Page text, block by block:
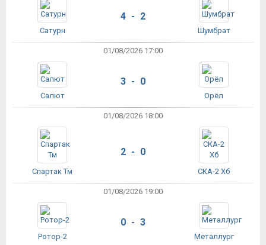
Сатурн
4 - 2
Шумбрат
01/08/2026 17:00
Салют
3 - 0
Орёл
01/08/2026 18:00
Спартак Тм
2 - 0
СКА-2 Хб
01/08/2026 19:00
Ротор-2
0 - 3
Металлург